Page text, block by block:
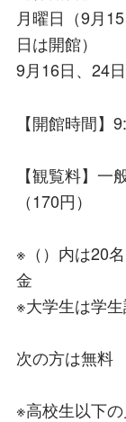
月曜日（9月
日は開館）
9月16日、24
【開館時間】
【観覧料】
（170円）
※（）内は20
金
※大学生は学
次の方は無料
※高校生以下